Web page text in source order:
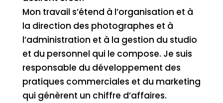
Mon travail s’étend à l’organisation et à
la direction des photographes et à
l’administration et à la gestion du studio
et du personnel qui le compose. Je suis
responsable du développement des
pratiques commerciales et du marketing
qui génèrent un chiffre d’affaires.